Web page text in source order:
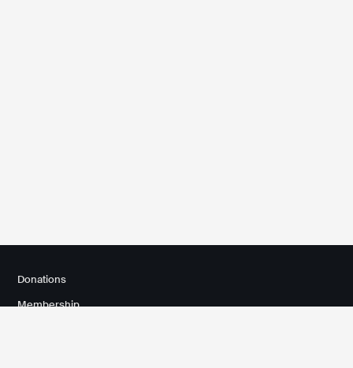
Donations
Membership